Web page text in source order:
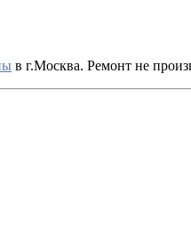
в г.Москва. Ремонт не